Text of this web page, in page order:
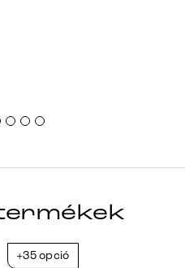
+35 opció